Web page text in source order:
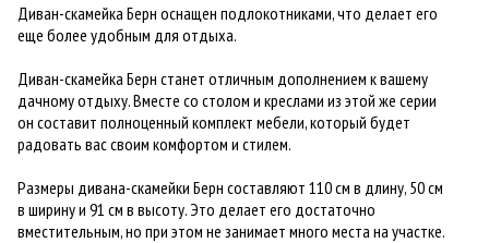
Диван-скамейка Берн оснащен подлокотниками, что делает его
еще более удобным для отдыха.
Диван-скамейка Берн станет отличным дополнением к вашему
дачному отдыху. Вместе со столом и креслами из этой же серии
он составит полноценный комплект мебели, который будет
радовать вас своим комфортом и стилем.
Размеры дивана-скамейки Берн составляют 110 см в длину, 50 см
в ширину и 91 см в высоту. Это делает его достаточно
вместительным, но при этом не занимает много места на участке.